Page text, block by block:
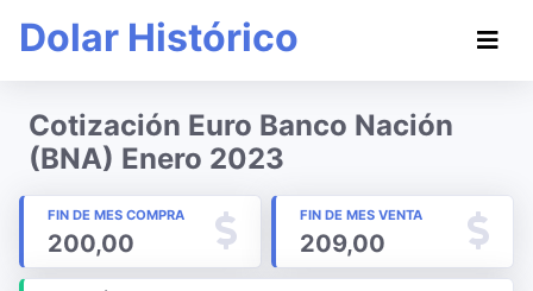
Dolar Histórico
Cotización Euro Banco Nación
(BNA) Enero 2023
FIN DE MES COMPRA
200,00
FIN DE MES VENTA
209,00